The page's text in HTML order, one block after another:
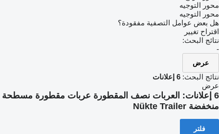
محور التوجيه
محور التوجيه
هل بعض عوامل التصفية مفقودة؟
اقتراح تغيير
نتائج البحث:
-
عرض
نتائج البحث: 6 إعلانات
عرض
6 إعلانات:
العربات نصف المقطورة عربات مقطورة مسطحة
منخفضة Nükte Trailer
فلتر